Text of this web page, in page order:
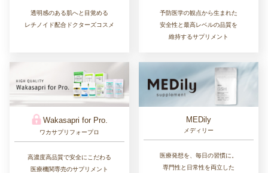
透明感のある肌へと目覚める
レチノイド配合ドクターズコスメ
予防医学の観点から生まれた
安全性と最高レベルの品質を
維持するサプリメント
Wakasapri for Pro.
ワカサプリフォープロ
高濃度高品質で安全にこだわる
医療機関専売のサプリメント
MEDily
メディリー
医療発想を、毎日の習慣に。
専門性と日常性を両立した